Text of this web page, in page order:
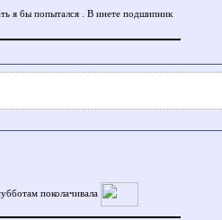
я бы попытался . В инете подшипник
поколачивала